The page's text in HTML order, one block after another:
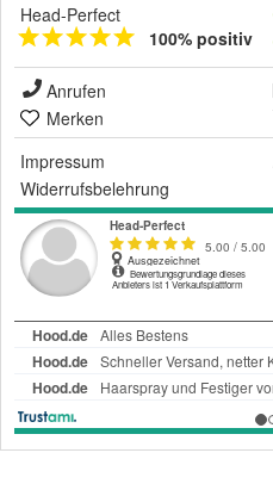
Head-Perfect
100% positiv
Anrufen
Merken
Impressum
Widerrufsbelehrung